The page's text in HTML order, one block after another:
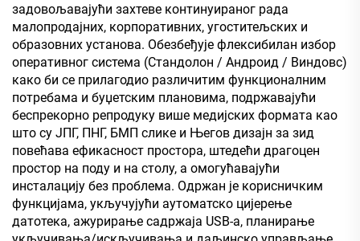
задовољавајући захтеве континуираног рада
малопродајних, корпоративних, угоститељских и
образовних установа. Обезбеђује флексибилан избор
оперативног система (Стандолон / Андроид / Виндовс)
како би се прилагодио различитим функционалним
потребама и буџетским плановима, подржавајући
беспрекорно репродуку више медијских формата као
што су ЈПГ, ПНГ, БМП слике и Његов дизајн за зид
повећава ефикасност простора, штедећи драгоцен
простор на поду и на столу, а омогућавајући
инсталацију без проблема. Одржан је корисничким
функцијама, укључујући аутоматско цијерење
датотека, ажурирање садржаја USB-а, планирање